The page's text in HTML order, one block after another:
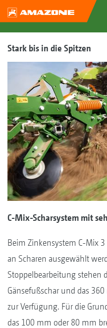
Stark bis in die Spitzen
C-Mix-Scharsystem mit
Beim Zinkensystem C-Mix
an Scharen ausgewählt
Stoppelbearbeitung stehen
Gänsefußschar und das
zur Verfügung. Für die
das 100 mm oder 80 mm